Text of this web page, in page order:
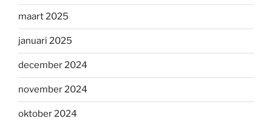
maart 2025
januari 2025
december 2024
november 2024
oktober 2024